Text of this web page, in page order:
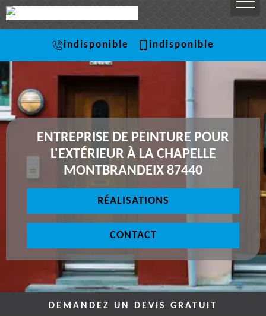
indisponible indisponible
ENTREPRISE DE PEINTURE POUR
L'EXTÉRIEUR À LA CHAPELLE
MONTBRANDEIX 87440
RÉALISATIONS
CONTACT
DEMANDEZ UN DEVIS GRATUIT